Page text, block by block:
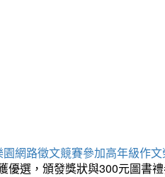
網路徵文競賽參加高年級作
優選，頒發獎狀與300元圖書